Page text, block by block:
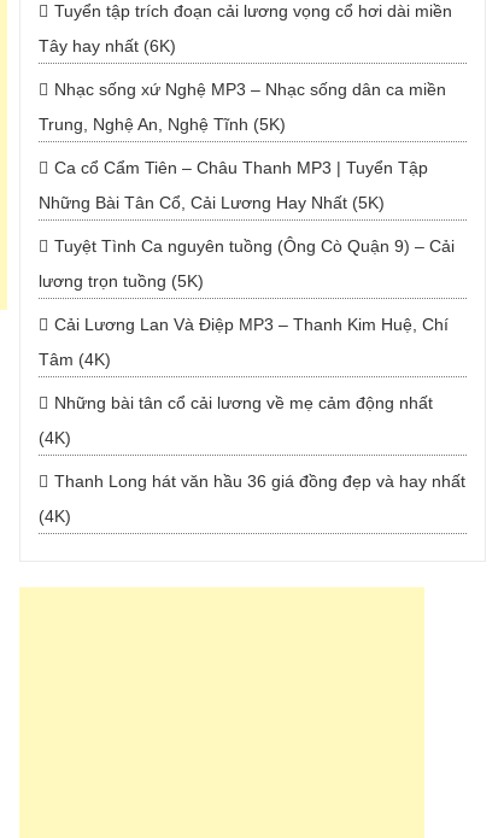
Tuyển tập trích đoạn cải lương vọng cổ hơi dài miền
Tây hay nhất (6K)
Nhạc sống xứ Nghệ MP3 – Nhạc sống dân ca miền
Trung, Nghệ An, Nghệ Tĩnh (5K)
Ca cổ Cẩm Tiên – Châu Thanh MP3 | Tuyển Tập
Những Bài Tân Cổ, Cải Lương Hay Nhất (5K)
Tuyệt Tình Ca nguyên tuồng (Ông Cò Quận 9) – Cải
lương trọn tuồng (5K)
Cải Lương Lan Và Điệp MP3 – Thanh Kim Huệ, Chí
Tâm (4K)
Những bài tân cổ cải lương về mẹ cảm động nhất
(4K)
Thanh Long hát văn hầu 36 giá đồng đẹp và hay nhất
(4K)